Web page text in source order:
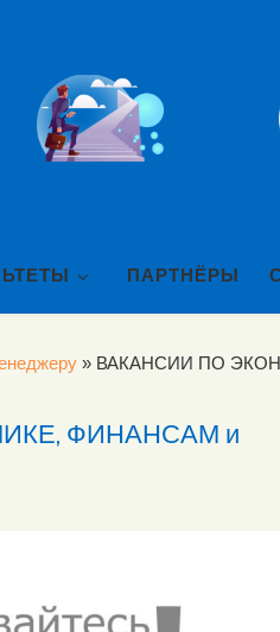
ПАРТНЁРЫ
» ВАКАНСИИ ПО
ФИНАНСАМ и